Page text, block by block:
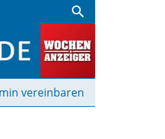
search
vereinbaren